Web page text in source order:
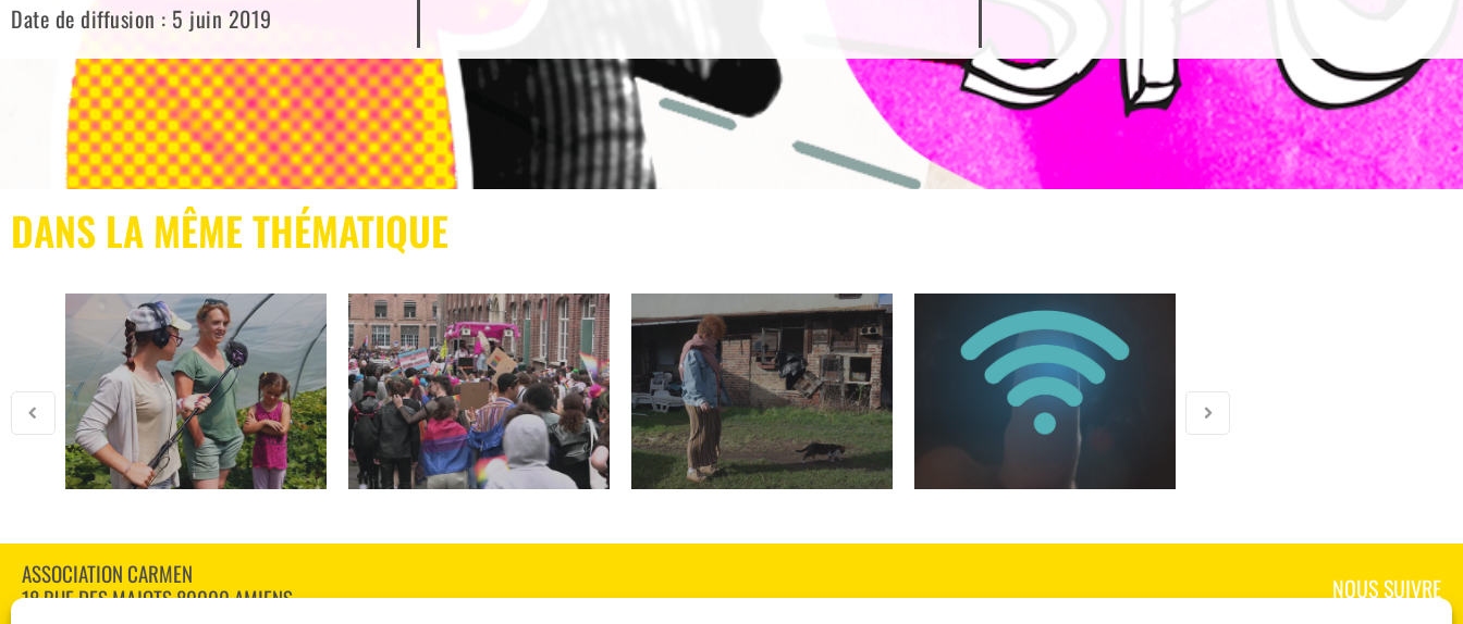
Date de diffusion : 5 juin 2019
DANS LA MÊME THÉMATIQUE
ASSOCIATION CARMEN
18 RUE DES MAJOTS 80000 AMIENS
NOUS SUIVRE